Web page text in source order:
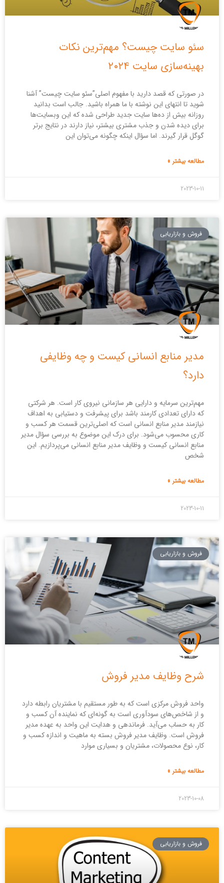
سئو سایت چیست؟ مهم‌ترین نکات
بهینه‌سازی سایت ۲۰۲۴
در صورتی که قصد دارید با مفهوم اصلی”سئو سایت چیست” آشنا
شوید تا انتهای این نوشته با ما همراه باشید. جالب است بدانید
روزانه بیش از ده‌ها سایت جدید طراحی شده که این وبسایت‌ها
برای دیده شدن و جذب مشتری بیشتر، نیاز دارند در نتایج برتر
گوگل قرار گیرند. اما سؤال اینکه چگونه می‌توان این
مطالعه بیشتر »
2023-10-11
فروش و بازاریابی
مدیر منابع انسانی کیست و چه وظایفی
دارد؟
مهم‌ترین سرمایه و دارایی هر سازمانی نیروی کار است. هر شرکتی
که دارای تعدادی کارمند باشد برای پیشرفت و دستیابی به اهداف
نیازمند مدیر منابع انسانی است که اصلی‌ترین قسمت هر کسب و
کاری محسوب می‌شود. برای درک این موضوع به بررسی سؤال مدیر
منابع انسانی کیست و وظایف مدیر منابع انسانی می‌پردازیم. این
شخص
مطالعه بیشتر »
2023-10-11
فروش و بازاریابی
شرح وظایف مدیر فروش
واحد فروش مرکزی است که به طور مستقیم با مشتریان رابطه دارد
و از شاخص‌های سودآوری است به گونه‌ای که نماینده آن کسب و
کار به حساب می‌آید. فرماندهی و هدایت این واحد به عهده مدیر
فروش است. وظایف مدیر فروش بسته به ماهیت و اندازه کسب و
کار، نوع محصولات، مشتریان و بسیاری موارد
مطالعه بیشتر »
2023-10-08
فروش و بازاریابی